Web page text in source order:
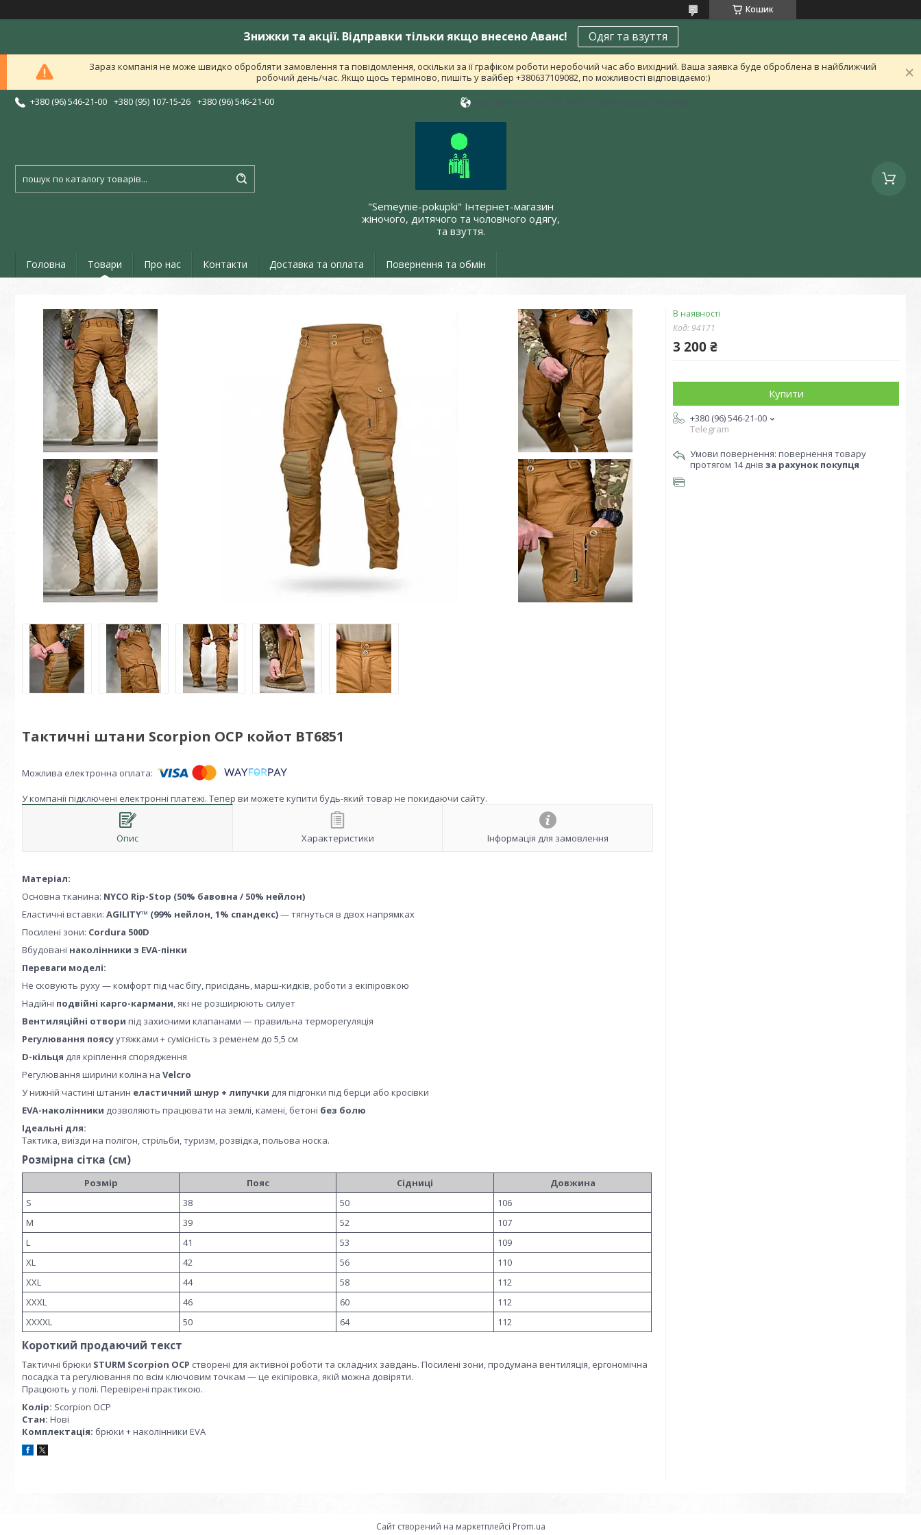
Кошик
Знижки та акції. Відправки тільки якщо внесено Аванс! Одяг та взуття
Зараз компанія не може швидко обробляти замовлення та повідомлення, оскільки за її графіком роботи неробочий час або вихідний. Ваша заявка буде оброблена в найближчий
робочий день/час. Якщо щось терміново, пишіть у вайбер +380637109082, по можливості відповідаємо:)
+380 (96) 546-21-00 +380 (95) 107-15-26 +380 (96) 546-21-00
"Semeynie-pokupki" Інтернет-магазин
жіночого, дитячого та чоловічого одягу,
та взуття.
Головна Товари Про нас Контакти Доставка та оплата Повернення та обмін
Тактичні штани Scorpion OCP койот ВТ6851
У компанії підключені електронні платежі. Тепер ви можете купити будь-який товар не покидаючи сайту.
Опис Характеристики Інформація для замовлення
Матеріал:
Основна тканина: NYCO Rip-Stop (50% бавовна / 50% нейлон)
Еластичні вставки: AGILITY™ (99% нейлон, 1% спандекс)— тягнуться в двох напрямках
Посилені зони: Cordura 500D
Вбудовані наколінники з EVA-пінки
Переваги моделі:
Не сковують руху — комфорт під час бігу, присідань, марш-кидків, роботи з екіпіровкою
Надійні подвійні карго-кармани, які не розширюють силует
Вентиляційні отвори під захисними клапанами — правильна терморегуляція
Регулювання поясуутяжками + сумісність з ременем до 5,5 см
D-кільця для кріплення спорядження
Регулювання ширини коліна на Velcro
У нижній частині штанин еластичний шнур + липучки для підгонки під берци або кросівки
EVA-наколінники дозволяють працювати на землі, камені, бетоні без болю
Ідеальні для:
Тактика, виїзди на полігон, стрільби, туризм, розвідка, польова носка.
Розмірна сітка (см)
Розмір Пояс Сідниці
Довжина
S
38 50
106
M
39 52
107
L
41 53
109
XL
42 56
110
XXL
44 58
112
XXXL
46 60
112
XXXXL
50 64 112
Короткий продаючий текст
Тактичні брюки STURM Scorpion OCP створені для активної роботи та складних завдань. Посилені зони, продумана вентиляція, ергономічна
посадка та регулювання по всім ключовим точкам — це екіпіровка, якій можна довіряти.
Працюють у полі. Перевірені практикою.
Колір: Scorpion OCP
Стан: Нові
Комплектація: брюки + наколінники EVA
В наявності
Код:94171
3 200 ₴
Купити
+380 (96) 546-21-00
Telegram
повернення товару
протягом 14 днів за рахунок покупця
Сайт створений на маркетплейсі Prom.ua